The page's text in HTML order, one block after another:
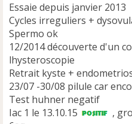
Essaie depuis janvier 2013
Cycles irreguliers +
Spermo ok
12/2014 découverte d'un
lhysteroscopie
Retrait kyste +
23/07 -30/08 pilule car
Test huhner negatif
Iac 1 le 13.10.15
,